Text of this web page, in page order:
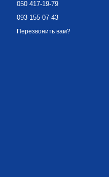
050 417-19-79
093 155-07-43
Перезвонить вам?